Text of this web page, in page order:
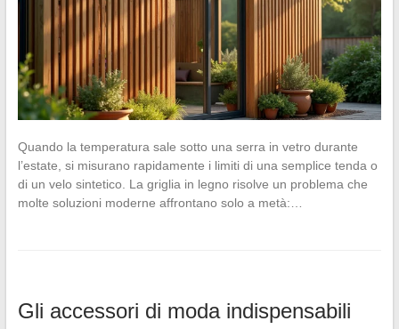
Quando la temperatura sale sotto una serra in vetro durante
l’estate, si misurano rapidamente i limiti di una semplice tenda o
di un velo sintetico. La griglia in legno risolve un problema che
molte soluzioni moderne affrontano solo a metà:…
Gli accessori di moda indispensabili